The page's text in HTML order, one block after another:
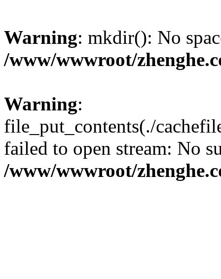
Warning: mkdir(): No
/www/wwwroot/
Warning:
file_put_contents(./
failed to open stream: No
/www/wwwroot/